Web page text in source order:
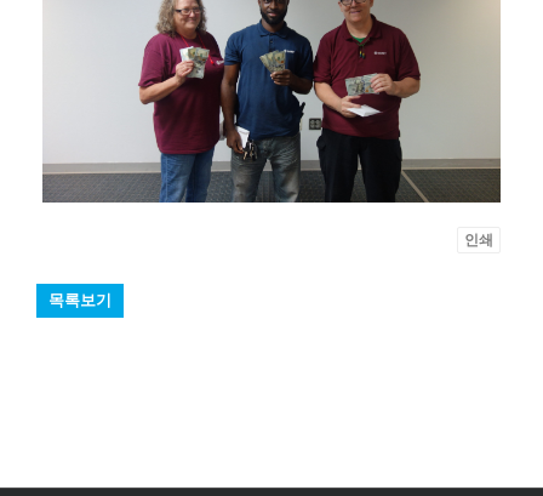
인쇄
목록보기